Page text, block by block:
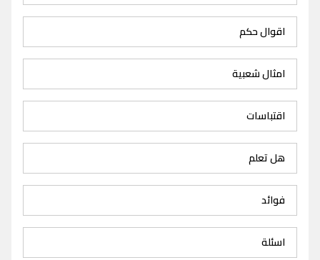
اقوال حكم
امثال شعبية
اقتباسات
هل تعلم
فوائد
اسئلة